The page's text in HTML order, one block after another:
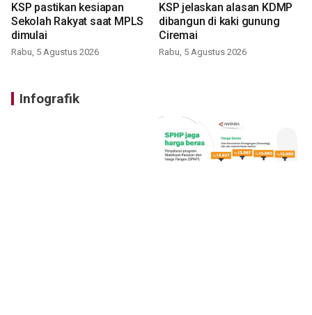
KSP pastikan kesiapan
Sekolah Rakyat saat MPLS
dimulai
Rabu, 5 Agustus 2026
KSP jelaskan alasan KDMP
dibangun di kaki gunung
Ciremai
Rabu, 5 Agustus 2026
Infografik